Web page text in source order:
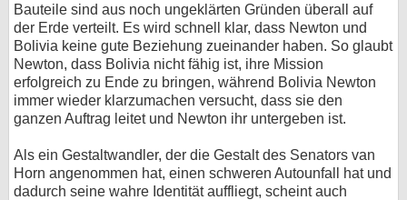
Bauteile sind aus noch ungeklärten Gründen überall auf
der Erde verteilt. Es wird schnell klar, dass Newton und
Bolivia keine gute Beziehung zueinander haben. So glaubt
Newton, dass Bolivia nicht fähig ist, ihre Mission
erfolgreich zu Ende zu bringen, während Bolivia Newton
immer wieder klarzumachen versucht, dass sie den
ganzen Auftrag leitet und Newton ihr untergeben ist.
Als ein Gestaltwandler, der die Gestalt des Senators van
Horn angenommen hat, einen schweren Autounfall hat und
dadurch seine wahre Identität auffliegt, scheint auch